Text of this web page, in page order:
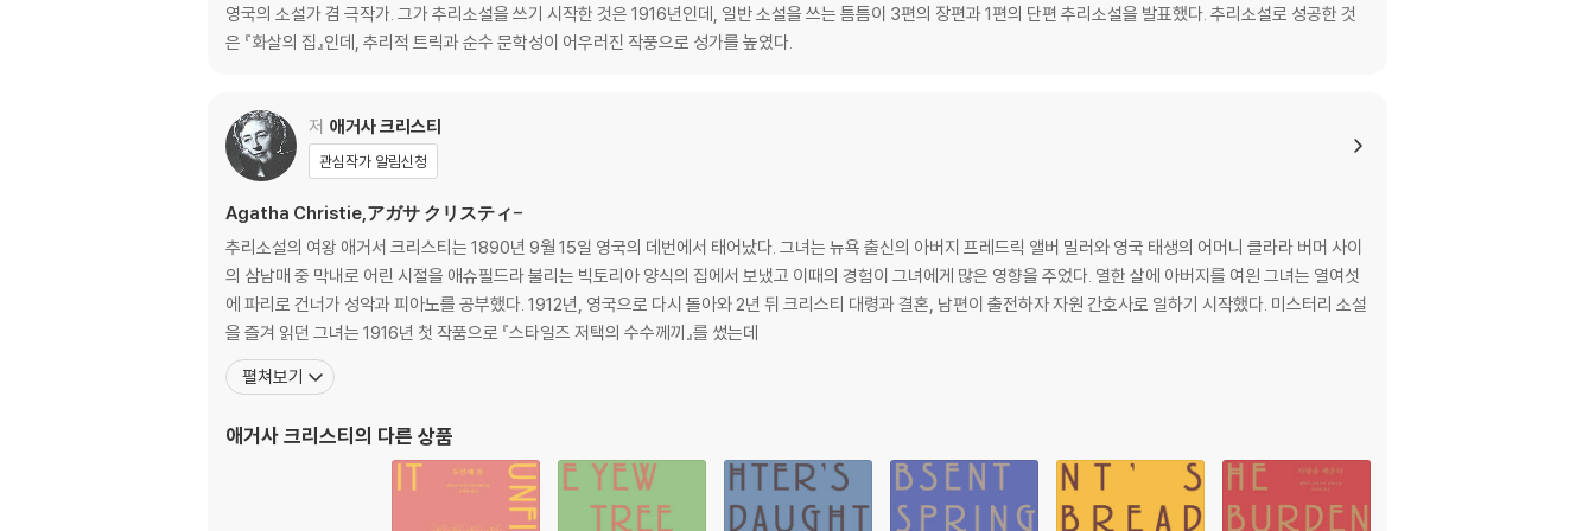
몸값 / 펄 S. 벅 _ 323
영국의 소설가 겸 극작가. 그가 추리소설을 쓰기 시작한 것은 1916년인데, 일반 소설을 쓰는 틈틈이 3편의 장편과 1편의 단편 추리소설을 발표했다. 추리소설로 성공한 것
은 『화살의 집』인데, 추리적 트릭과 순수 문학성이 어우러진 작풍으로 성가를 높였다.
저 애거사 크리스티
관심작가 알림신청
Agatha Christie,アガサ クリスティ-
추리소설의 여왕 애거서 크리스티는 1890년 9월 15일 영국의 데번에서 태어났다. 그녀는 뉴욕 출신의 아버지 프레드릭 앨버 밀러와 영국 태생의 어머니 클라라 버머 사이
의 삼남매 중 막내로 어린 시절을 애슈필드라 불리는 빅토리아 양식의 집에서 보냈고 이때의 경험이 그녀에게 많은 영향을 주었다. 열한 살에 아버지를 여읜 그녀는 열여섯
에 파리로 건너가 성악과 피아노를 공부했다. 1912년, 영국으로 다시 돌아와 2년 뒤 크리스티 대령과 결혼, 남편이 출전하자 자원 간호사로 일하기 시작했다. 미스터리 소설
을 즐겨 읽던 그녀는 1916년 첫 작품으로 『스타일즈 저택의 수수께끼』를 썼는데
펼쳐보기
애거사 크리스티 의 다른 상품